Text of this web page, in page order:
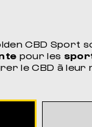
CBD Sport
pour les
le CBD à leur